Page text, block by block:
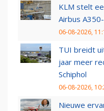
KLM stelt
Airbus
06-08-2026,
TUI breidt
jaar meer
Schiphol
06-08-2026,
Nieuwe